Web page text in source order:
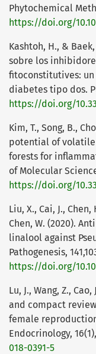
Phytochemical
https://doi.org/
Kashtoh, H., &
sobre los
fitoconstitutives:
diabetes tipo dos.
https://doi.org/
Kim, T., Song, B.,
potential of
forests for
of Molecular
https://doi.org/
Liu, X., Cai, J., Chen,
Chen, W. (2020).
linalool against
Pathogenesis,
https://doi.org/
Lu, J., Wang, Z.,
and compact
female
Endocrinology,
018-0391-5